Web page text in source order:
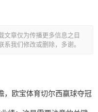
文章仅为传播更多信息之目
我们修改或删除，多谢。
，欧宝体育切尔西赢球夺冠